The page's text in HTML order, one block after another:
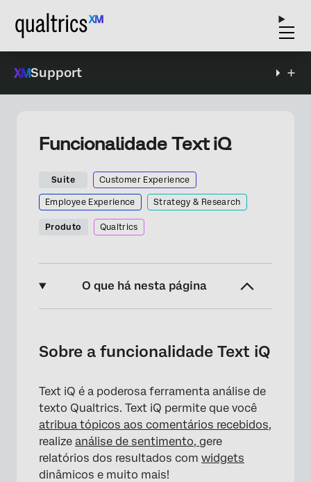
Support
Funcionalidade Text iQ
Suite Customer Experience
Employee Experience Strategy & Research
Produto Qualtrics
O que há nesta página
Básico vs. Texto avançado
Adição de novas Respostas
Modo de edição e aplicação de alterações
Navegando no Text iQ
Visualização de Respostas no Text iQ
Sobre a funcionalidade Text iQ
Text iQ é a poderosa ferramenta análise de
texto Qualtrics. Text iQ permite que você
atribua tópicos aos comentários recebidos,
realize análise de sentimento, gere
relatórios dos resultados com widgets
dinâmicos e muito mais!